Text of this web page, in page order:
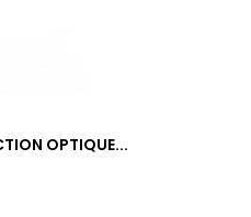
OPTIQUE...